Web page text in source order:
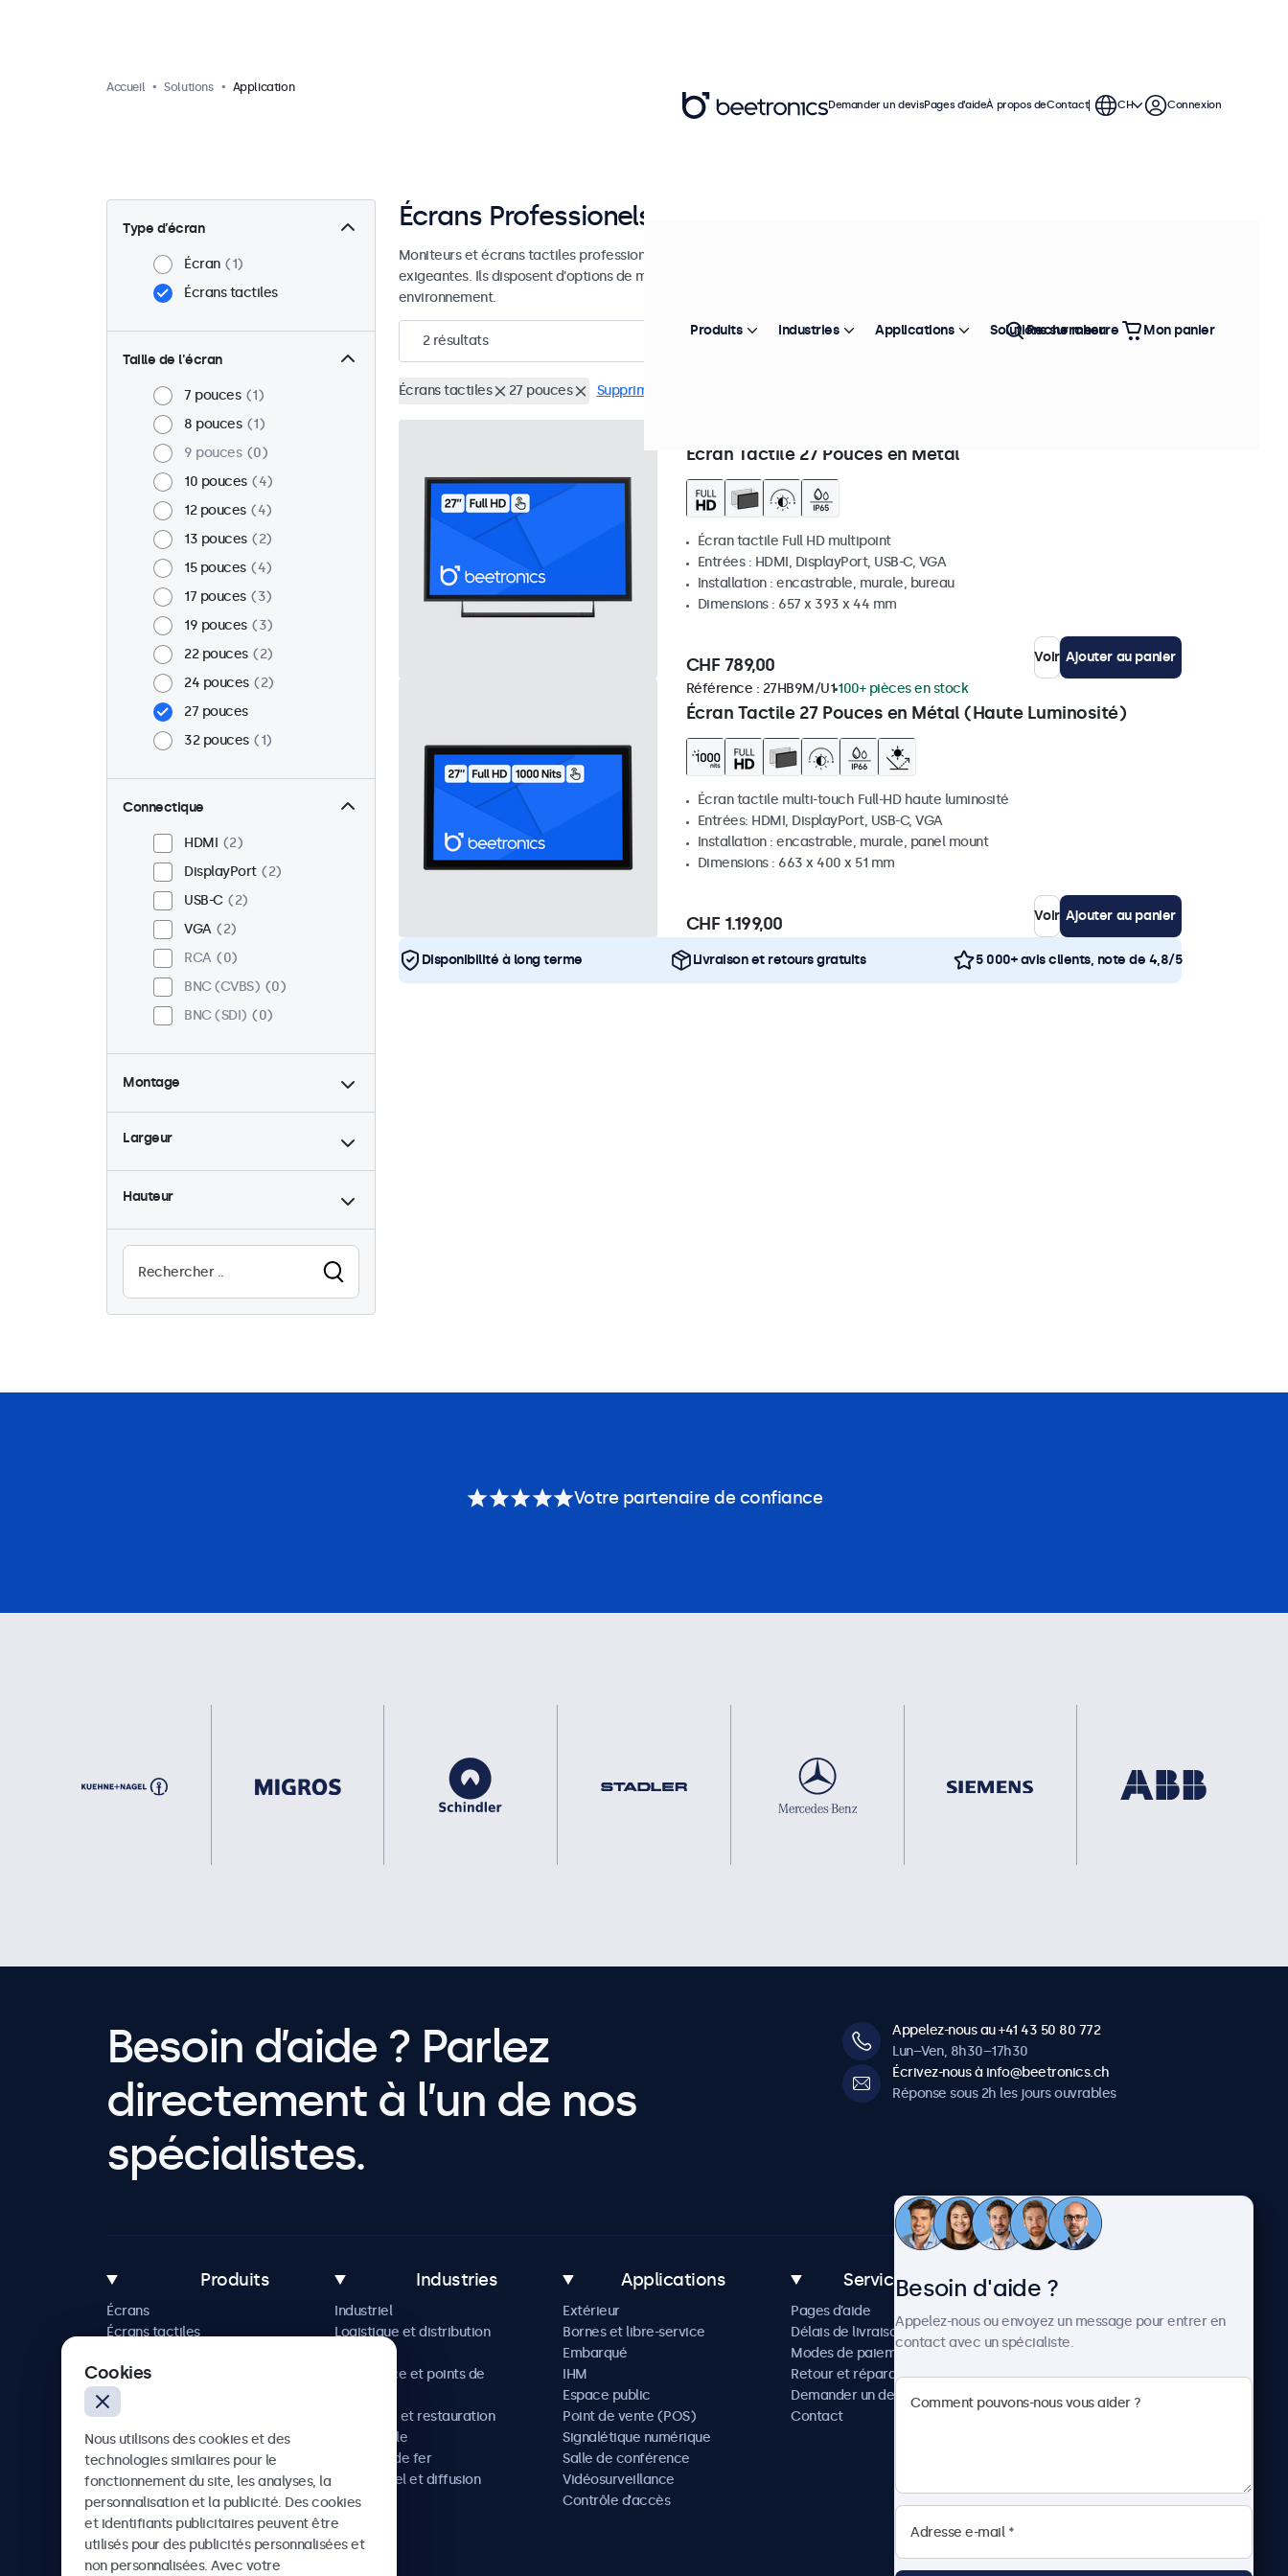
Accueil Solutions Application
Type d’écran
Écran
1
Écrans tactiles
Taille de l'écran
7 pouces
1
8 pouces
1
9 pouces
0
10 pouces
4
12 pouces
4
13 pouces
2
15 pouces
4
17 pouces
3
19 pouces
3
22 pouces
2
24 pouces
2
27 pouces
32 pouces
1
Connectique
HDMI
2
DisplayPort
2
USB-C
2
VGA
2
RCA
0
BNC (CVBS)
0
BNC (SDI)
0
Montage
Bureau
1
Panel mount
1
Montage en rack
0
Largeur
Hauteur
Écrans Professionels de 7 à 27 pouces
Moniteurs et écrans tactiles professionnels conçus pour une utilisation continue dans des applications
exigeantes. Ils disposent d'options de montage polyvalentes pour une intégration facile dans n'importe quel
environnement.
2résultats Top vente
Écrans tactiles 27 pouces Supprimer tous les filtres
Écran Tactile 27 Pouces en Métal
Écran tactile Full HD multipoint
Entrées : HDMI, DisplayPort, USB-C, VGA
Installation : encastrable, murale, bureau
Dimensions : 657 x 393 x 44 mm
CHF 789,00 Voir Ajouter au panier
Écran Tactile 27 Pouces en Métal (Haute Luminosité)
Référence : 27HB9M/U1 100+ pièces en stock
Écran tactile multi-touch Full-HD haute luminosité
Entrées: HDMI, DisplayPort, USB-C, VGA
Installation : encastrable, murale, panel mount
Dimensions : 663 x 400 x 51 mm
CHF 1.199,00 Voir Ajouter au panier
Disponibilité à long terme Livraison et retours gratuits 5 000+ avis clients, note de 4,8/5
Demander un devisPages d’aideÀ propos deContact CH Connexion
Produits Industries Applications Solutions sur mesure
Rechercher Mon panier
Votre partenaire de confiance
Besoin d’aide ? Parlez
directement à l’un de nos
spécialistes.
Appelez-nous au +41 43 50 80 772
Lun–Ven, 8h30–17h30
Écrivez-nous à info@beetronics.ch
Réponse sous 2h les jours ouvrables
Produits
Écrans
Écrans tactiles
Solutions sur mesure
Industries
Industriel
Logistique et distribution
Commerce et points de
Hôtellerie et restauration
Automobile
Chemins de fer
Audiovisuel et diffusion
Santé
Applications
Extérieur
Bornes et libre-service
Embarqué
IHM
Espace public
Point de vente (POS)
Signalétique numérique
Salle de conférence
Vidéosurveillance
Contrôle d’accès
Service client
Pages d’aide
Délais de livraison
Modes de paiement
Retour et réparation
Demander un devis
Contact
Actualités et mises à jour
Carrière
Conditions de vente
Besoin d'aide ?
Appelez-nous ou envoyez un message pour entrer en
contact avec un spécialiste.
Cookies
Nous utilisons des cookies et des
technologies similaires pour le
fonctionnement du site, les analyses, la
personnalisation et la publicité. Des cookies
et identifiants publicitaires peuvent être
utilisés pour des publicités personnalisées et
non personnalisées. Avec votre